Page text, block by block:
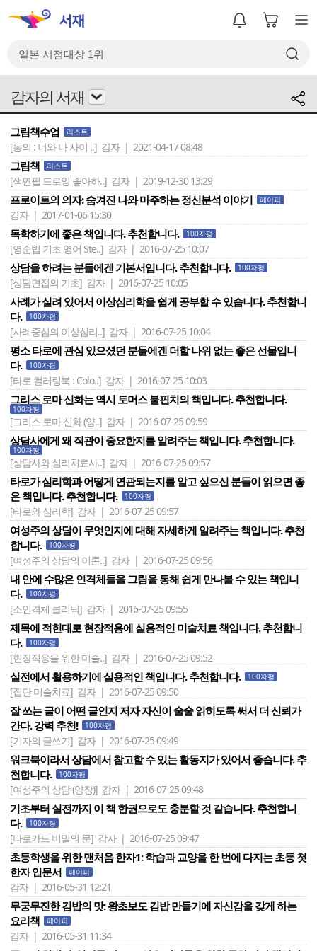
감자의 서재
그림책수업 리스트
[동의 : 너와 나 사이 ..] 감자 | 2021-04-17 08:48
그림책 리스트
[색연필 드로잉 좋아하..] 감자 | 2019-12-30 13:29
프로이트의 의자: 숨겨진 나와 마주하는 정신분석 이야기 페이퍼
감자 | 2017-01-06 15:30
독학하기에 좋은 책입니다. 추천합니다. 100자평
[영순법 기초 영어 Ste..] 감자 | 2016-07-25 10:07
상담을 하려는 분들에겐 기본서입니다. 추천합니다. 100자평
[상담면접의 기초] 감자 | 2016-07-25 10:05
사례가 실려 있어서 이상심리학을 쉽게 공부할 수 있습니다. 추천합니
다.
100자평
[사례중심의 이상심리..] 감자 | 2016-07-25 10:04
평소 타로에 관심 있으셨던 분들에겐 더할 나위 없는 좋은 선물입니
다.
100자평
[타로 컬러링북 : Colo..] 감자 | 2016-07-25 10:03
그리스 로마 신화는 역시 토머스 불핀치의 책입니다. 추천합니다.
100자평
[그리스 로마 신화 (양..] 감자 | 2016-07-25 09:59
상담사에게 왜 직관이 중요한지를 알려주는 책입니다. 추천합니다.
100자평
[상담사와 심리치료사..] 감자 | 2016-07-25 09:57
타로가 심리학과 어떻게 연관되는지를 알고 싶으신 분들이 읽으면 좋
은 책입니다. 추천합니다.
100자평
[타로와 심리학] 감자 | 2016-07-25 09:57
여성주의 상담이 무엇인지에 대해 자세하게 알려주는 책입니다. 추천
합니다.
100자평
[여성주의 상담의 이론..] 감자 | 2016-07-25 09:56
내 안에 수많은 인격체들을 그림을 통해 쉽게 만나볼 수 있는 책입니
다.
100자평
[소인격체 클리닉] 감자 | 2016-07-25 09:55
제목에 적힌대로 현장적용에 실용적인 미술치료 책입니다. 추천합니
다.
100자평
[현장적용을 위한 미술..] 감자 | 2016-07-25 09:52
실전에서 활용하기에 실용적인 책입니다. 추천합니다. 100자평
[집단 미술치료] 감자 | 2016-07-25 09:50
잘 쓰는 글이 어떤 글인지 저자 자신이 술술 읽히도록 써서 더 신뢰가
간다. 강력 추천!
100자평
[기자의 글쓰기] 감자 | 2016-07-25 09:49
워크북이라서 상담에서 참고할 수 있는 활동지가 있어서 좋습니다. 추
천합니다.
100자평
[여성주의 상담 (양장)] 감자 | 2016-07-25 09:48
기초부터 실전까지 이 책 한권으로도 충분할 것 같습니다. 추천합니
다.
100자평
[타로카드 비밀의 문] 감자 | 2016-07-25 09:47
초등학생을 위한 맨처음 한자1: 학습과 교양을 한 번에 다지는 초등 첫
한자 입문서
페이퍼
감자 | 2016-05-31 12:21
무궁무진한 김밥의 맛: 왕초보도 김밥 만들기에 자신감을 갖게 하는
요리책
페이퍼
감자 | 2016-05-31 11:34